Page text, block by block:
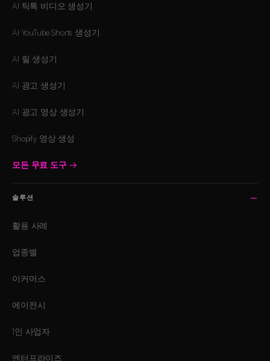
AI 틱톡 비디오 생성기
AI YouTube Shorts 생성기
AI 릴 생성기
AI 광고 생성기
AI 광고 영상 생성기
Shopify 영상 생성
모든 무료 도구 →
솔루션
활용 사례
업종별
이커머스
에이전시
1인 사업자
엔터프라이즈